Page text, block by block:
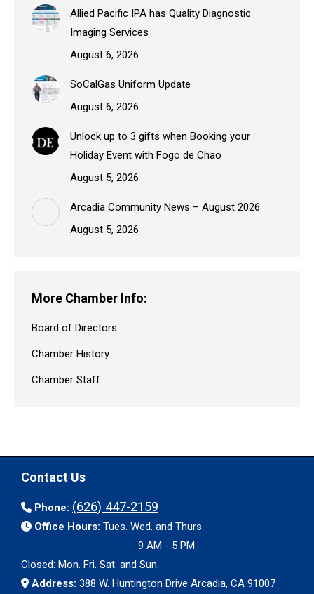
Allied Pacific IPA has Quality Diagnostic
Imaging Services
August 6, 2026
SoCalGas Uniform Update
August 6, 2026
Unlock up to 3 gifts when Booking your
Holiday Event with Fogo de Chao
August 5, 2026
Arcadia Community News – August 2026
August 5, 2026
More Chamber Info:
Board of Directors
Chamber History
Chamber Staff
Contact Us
Phone: (626) 447-2159
Office Hours: Tues. Wed. and Thurs.
9 AM - 5 PM
Closed: Mon. Fri. Sat. and Sun.
Address: 388 W. Huntington Drive Arcadia, CA 91007